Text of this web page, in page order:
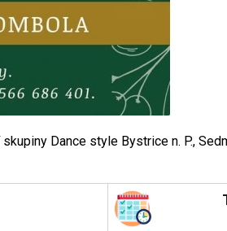
Dance style Bystrice n. P.,